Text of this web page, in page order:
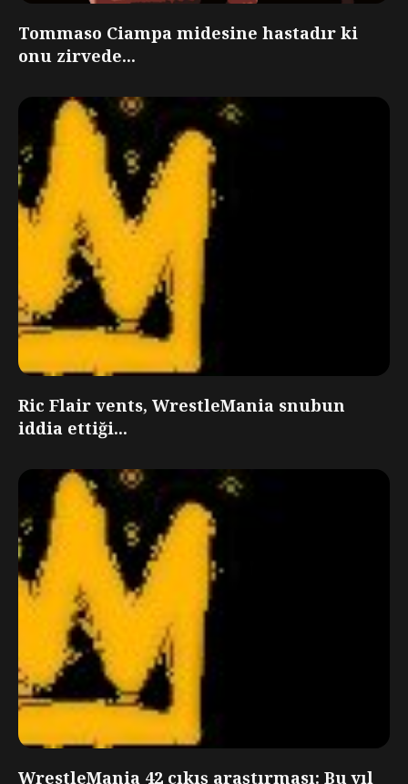
Tommaso Ciampa midesine hastadır ki
onu zirvede...
Ric Flair vents, WrestleMania snubun
iddia ettiği...
WrestleMania 42 çıkış araştırması: Bu yıl